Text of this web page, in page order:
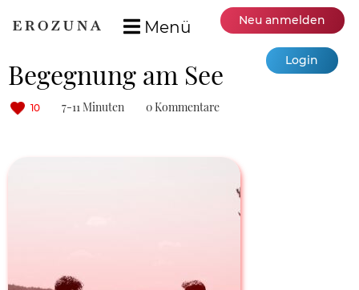
Menü Neu anmelden
Login
Begegnung am See
10 7-11 Minuten 0 Kommentare